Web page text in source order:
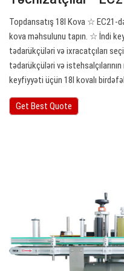
Topdansatış 18l Kova ☆ EC21-
kova məhsulunu tapın. ☆ İndi
tədarükçüləri və ixracatçıları
tədarükçüləri və
keyfiyyəti üçün 18l kovalı
Get Best Quote